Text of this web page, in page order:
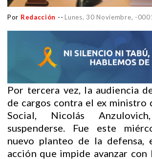
Por Redacción -- Lunes, 30 Noviembre, -
Por tercera vez, la audiencia
de cargos contra el ex ministro
Social, Nicolás
suspenderse. Fue este
nuevo planteo de la defensa,
acción que impide avanzar con